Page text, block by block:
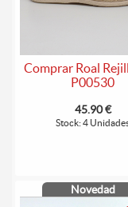
Comprar Roal
P00530
45.90 €
Stock: 4
Novedad